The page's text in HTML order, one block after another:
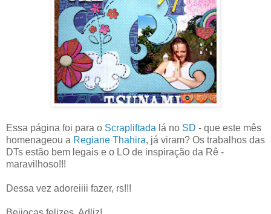
Essa página foi para o Scrapliftada lá no SD - que este mês
homenageou a Regiane Thahira, já viram? Os trabalhos das
DTs estão bem legais e o LO de inspiração da Rê -
maravilhoso!!!
Dessa vez adoreiiii fazer, rs!!!